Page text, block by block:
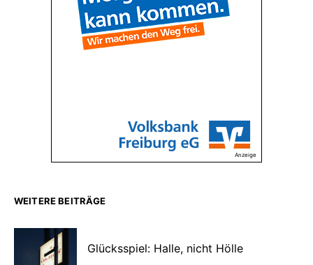
Anzeige
WEITERE BEITRÄGE
Glücksspiel: Halle, nicht Hölle